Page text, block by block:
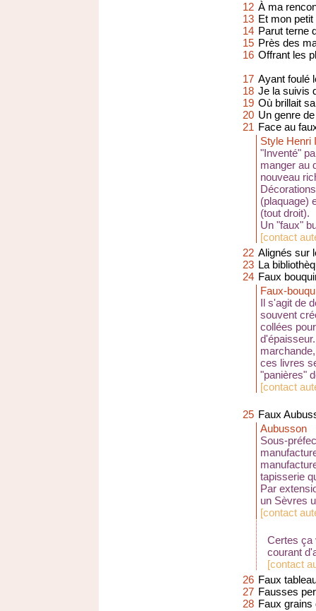
12 À ma
13 Et mon
14 Parut terne
15 Près des
16 Offrant les
17 Ayant foulé
18 Je la suivis
19 Où brillait
20 Un genre
21 Face au
Style Henri
"Inventé"
manger au
nouveau
(plaquage)
(tout droit).
Un "faux"
[contact
22 Alignés sur
23 La
24 Faux
Faux-
Il s'agit de
souvent
collées
ces livres
"panières"
[contact
25 Faux
Aubusson
Sous-
tapisserie
Par
un Sèvres
[contact
Certes ça
courant
[contact
26 Faux
27 Fausses
28 Faux grains